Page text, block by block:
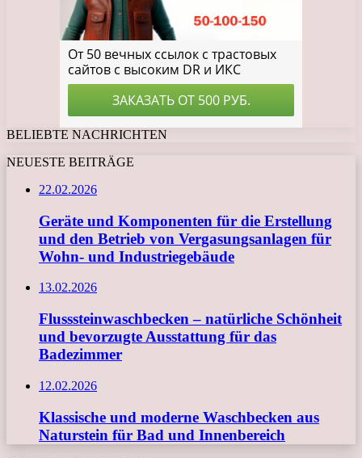
BELIEBTE NACHRICHTEN
NEUESTE BEITRÄGE
22.02.2026
Geräte und Komponenten für die Erstellung
und den Betrieb von Vergasungsanlagen für
Wohn- und Industriegebäude
13.02.2026
Flusssteinwaschbecken – natürliche Schönheit
und bevorzugte Ausstattung für das
Badezimmer
12.02.2026
Klassische und moderne Waschbecken aus
Naturstein für Bad und Innenbereich